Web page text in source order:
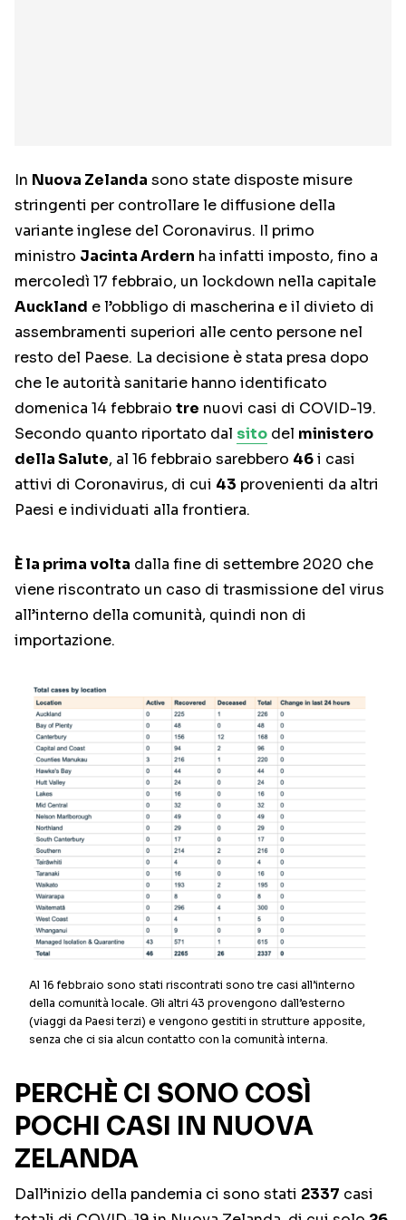
In Nuova Zelanda sono state disposte misure
stringenti per controllare le diffusione della
variante inglese del Coronavirus. Il primo
ministro Jacinta Ardern ha infatti imposto, fino a
mercoledì 17 febbraio, un lockdown nella capitale
Auckland e l’obbligo di mascherina e il divieto di
assembramenti superiori alle cento persone nel
resto del Paese. La decisione è stata presa dopo
che le autorità sanitarie hanno identificato
domenica 14 febbraio tre nuovi casi di COVID-19.
Secondo quanto riportato dal sito del ministero
della Salute, al 16 febbraio sarebbero 46i casi
attivi di Coronavirus, di cui 43 provenienti da altri
Paesi e individuati alla frontiera.
È la prima volta dalla fine di settembre 2020 che
viene riscontrato un caso di trasmissione del virus
all’interno della comunità, quindi non di
importazione.
Al 16 febbraio sono stati riscontrati sono tre casi all’interno
della comunità locale. Gli altri 43 provengono dall’esterno
(viaggi da Paesi terzi) e vengono gestiti in strutture apposite,
senza che ci sia alcun contatto con la comunità interna.
PERCHÈ CI SONO COSÌ
POCHI CASI IN NUOVA
ZELANDA
Dall’inizio della pandemia ci sono stati 2337 casi